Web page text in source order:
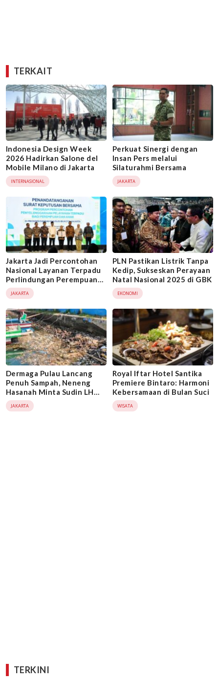
TERKAIT
Indonesia Design Week
2026 Hadirkan Salone del
Mobile Milano di Jakarta
INTERNASIONAL
Perkuat Sinergi dengan
Insan Pers melalui
Silaturahmi Bersama
JAKARTA
Jakarta Jadi Percontohan
Nasional Layanan Terpadu
Perlindungan Perempuan
dan Anak
JAKARTA
PLN Pastikan Listrik Tanpa
Kedip, Sukseskan Perayaan
Natal Nasional 2025 di GBK
EKONOMI
Dermaga Pulau Lancang
Penuh Sampah, Neneng
Hasanah Minta Sudin LH
Tanggap Keluhan Warga
JAKARTA
Royal Iftar Hotel Santika
Premiere Bintaro: Harmoni
Kebersamaan di Bulan Suci
WISATA
TERKINI